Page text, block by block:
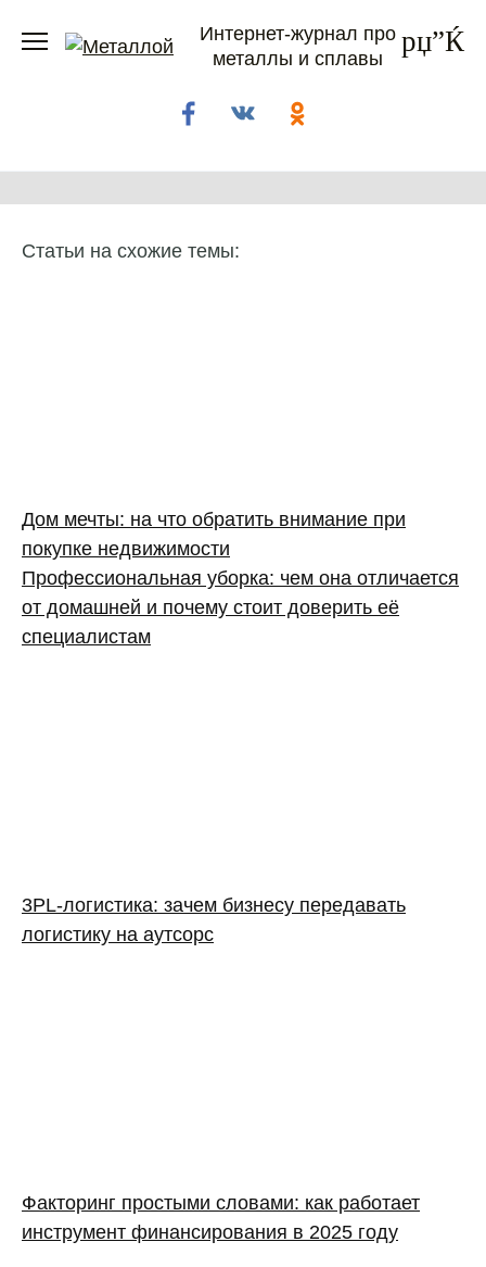
Интернет-журнал про
металлы и сплавы
Статьи на схожие темы:
Дом мечты: на что обратить внимание при
покупке недвижимости
Профессиональная уборка: чем она отличается
от домашней и почему стоит доверить её
специалистам
3PL‑логистика: зачем бизнесу передавать
логистику на аутсорс
Факторинг простыми словами: как работает
инструмент финансирования в 2025 году